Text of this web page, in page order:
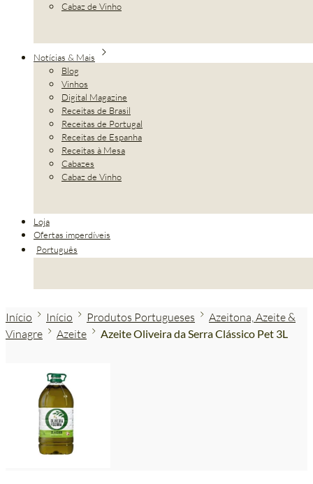
Cabaz de Vinho
Notícias & Mais
Blog
Vinhos
Digital Magazine
Receitas de Brasil
Receitas de Portugal
Receitas de Espanha
Receitas à Mesa
Cabazes
Cabaz de Vinho
Loja
Ofertas imperdíveis
Português
Início Início Produtos Portugueses
Azeitona, Azeite &
Vinagre
Azeite Azeite Oliveira da Serra Clássico Pet 3L